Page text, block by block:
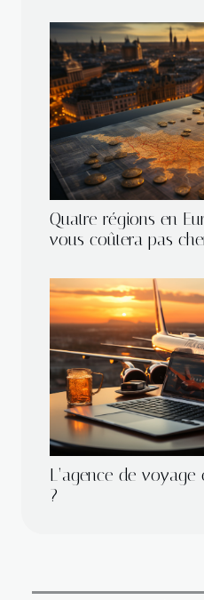
Quatre régions en
vous coûtera pas
L’agence de
?